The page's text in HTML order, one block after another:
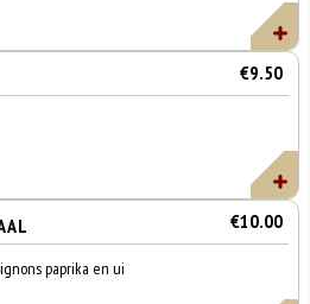
€9.50
€10.00
paprika en ui